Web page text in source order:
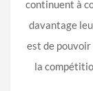
continuent à
davantage
est de
la